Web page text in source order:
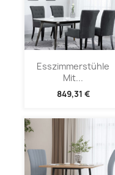
Esszimmerstühle
Mit...
849,31 €